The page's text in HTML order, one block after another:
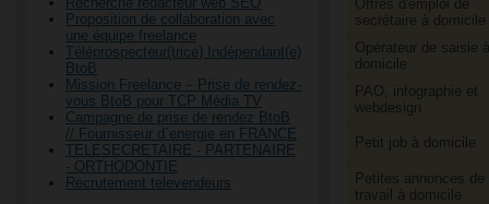
Offres d'emploi de
secrétaire à domicile
Opérateur de saisie à
domicile
PAO, infographie et
webdesign
Petit job à domicile
Petites annonces de
travail à domicile
Proposition de collaboration avec
une équipe freelance
Téléprospecteur(trice) Indépendant(e)
BtoB
Mission Freelance – Prise de rendez-
vous BtoB pour TCP Média TV
Campagne de prise de rendez BtoB
// Fournisseur d´energie en FRANCE
TELESECRETAIRE - PARTENAIRE
- ORTHODONTIE
Recrutement televendeurs